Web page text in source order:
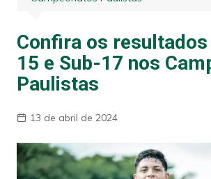
Confira os resultados
15 e Sub-17 nos
Paulistas
13 de abril de 2024